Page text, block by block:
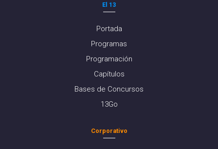
El 13
Portada
Programas
Programación
Capítulos
Bases de Concursos
13Go
Corporativo